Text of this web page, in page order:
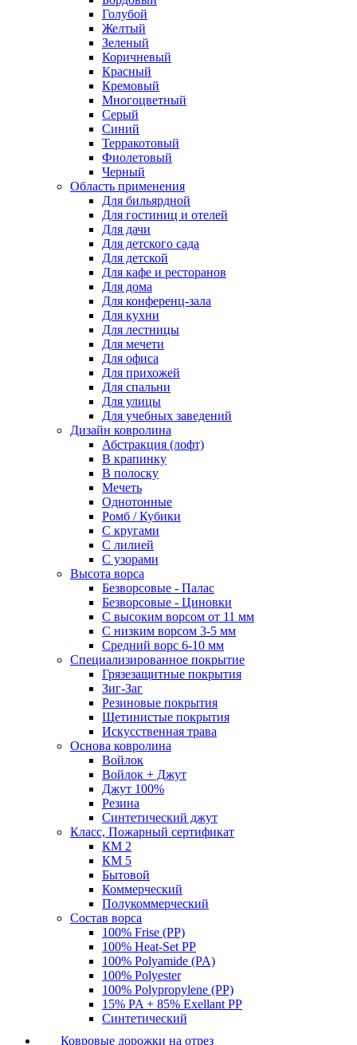
Голубой
Желтый
Зеленый
Коричневый
Красный
Кремовый
Многоцветный
Серый
Синий
Терракотовый
Фиолетовый
Черный
Область применения
Для бильярдной
Для гостиниц и отелей
Для дачи
Для детского сада
Для детской
Для кафе и ресторанов
Для дома
Для конференц-зала
Для кухни
Для лестницы
Для мечети
Для офиса
Для прихожей
Для спальни
Для улицы
Для учебных заведений
Дизайн ковролина
Абстракция (лофт)
В крапинку
В полоску
Мечеть
Однотонные
Ромб / Кубики
С кругами
С лилией
С узорами
Высота ворса
Безворсовые - Палас
Безворсовые - Циновки
С высоким ворсом от 11 мм
С низким ворсом 3-5 мм
Средний ворс 6-10 мм
Специализированное покрытие
Грязезащитные покрытия
Зиг-Заг
Резиновые покрытия
Щетинистые покрытия
Искусственная трава
Основа ковролина
Войлок
Войлок + Джут
Джут 100%
Резина
Синтетический джут
Класс, Пожарный сертификат
КМ 2
КМ 5
Бытовой
Коммерческий
Полукоммерческий
Состав ворса
100% Frise (PP)
100% Heat-Set PP
100% Polyamide (PA)
100% Polyester
100% Polypropylene (PP)
15% PA + 85% Exellant PP
Синтетический
Ковровые дорожки на отрез